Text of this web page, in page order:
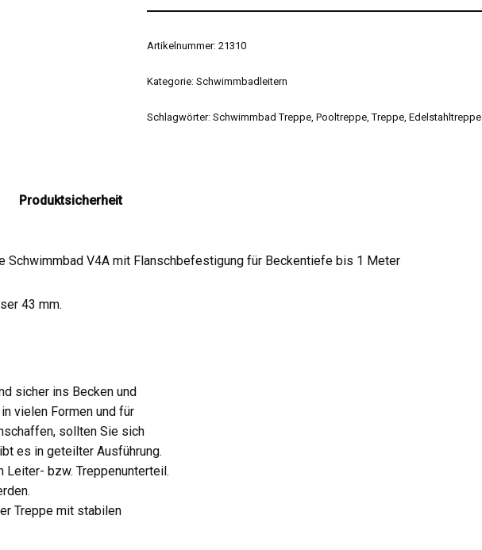
Artikelnummer:21310
Kategorie:Schwimmbadleitern
Schlagwörter:Schwimmbad Treppe,Pooltreppe,Treppe,Edelstahltreppe
Produktsicherheit
V4A mit Flanschbefestigung für Beckentiefe bis 1 Meter
43 mm.
sicher ins Becken und
vielen Formen und für
sollten Sie sich
es in geteilter Ausführung.
Leiter- bzw. Treppenunterteil.
Treppe mit stabilen